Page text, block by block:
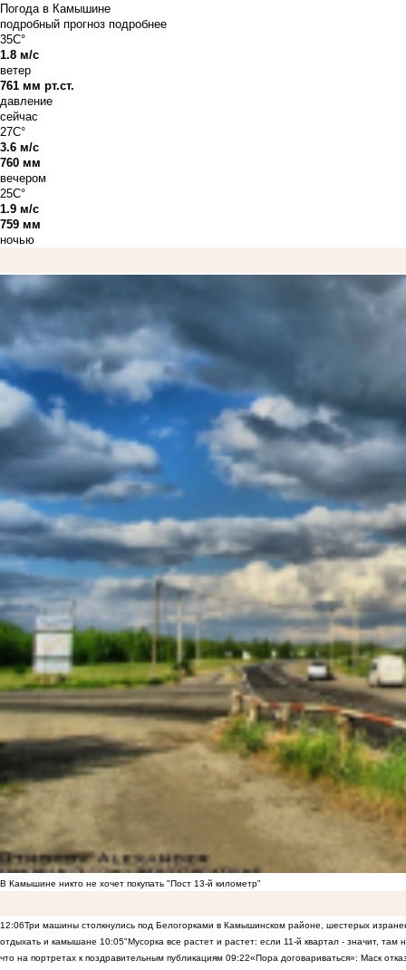
Погода в Камышине
подробный прогноз подробнее
35C°
1.8 м/с
ветер
761 мм рт.ст.
давление
сейчас
27C°
3.6 м/с
760 мм
вечером
25C°
1.9 м/с
759 мм
ночью
В Камышине никто не хочет покупать "Пост 13-й километр"
12:06Три машины столкнулись под Белогорками в Камышинском районе, шестерых
отдыхать и камышане 10:05"Мусорка все растет и растет: если 11-й квартал - значит,
что на портретах к поздравительным публикациям 09:22«Пора договариваться»: Маск